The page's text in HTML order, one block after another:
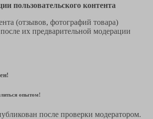
пользовательского контента
(отзывов, фотографий товара)
их предварительной модерации
опытом!
после проверки модератором.